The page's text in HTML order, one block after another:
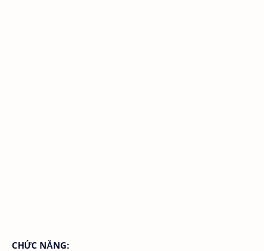
CHỨC NĂNG: